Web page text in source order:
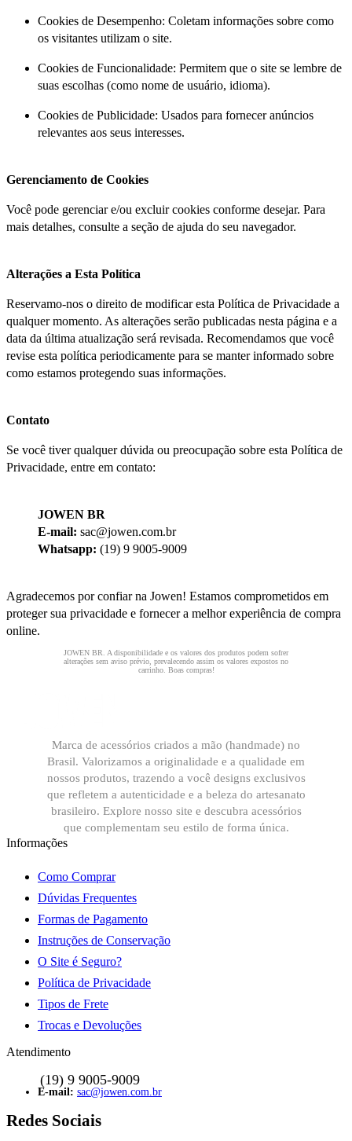
Cookies de Desempenho: Coletam informações sobre como
os visitantes utilizam o site.
Cookies de Funcionalidade: Permitem que o site se lembre de
suas escolhas (como nome de usuário, idioma).
Cookies de Publicidade: Usados para fornecer anúncios
relevantes aos seus interesses.
Gerenciamento de Cookies
Você pode gerenciar e/ou excluir cookies conforme desejar. Para
mais detalhes, consulte a seção de ajuda do seu navegador.
Alterações a Esta Política
Reservamo-nos o direito de modificar esta Política de Privacidade a
qualquer momento. As alterações serão publicadas nesta página e a
data da última atualização será revisada. Recomendamos que você
revise esta política periodicamente para se manter informado sobre
como estamos protegendo suas informações.
Contato
Se você tiver qualquer dúvida ou preocupação sobre esta Política de
Privacidade, entre em contato:
JOWEN BR
E-mail: sac@jowen.com.br
Whatsapp: (19) 9 9005-9009
Agradecemos por confiar na Jowen! Estamos comprometidos em
proteger sua privacidade e fornecer a melhor experiência de compra
online.
Marca de acessórios criados a mão (handmade) no
Brasil. Valorizamos a originalidade e a qualidade em
nossos produtos, trazendo a você designs exclusivos
que refletem a autenticidade e a beleza do artesanato
brasileiro. Explore nosso site e descubra acessórios
que complementam seu estilo de forma única.
Informações
Como Comprar
Dúvidas Frequentes
Formas de Pagamento
Instruções de Conservação
O Site é Seguro?
Política de Privacidade
Tipos de Frete
Trocas e Devoluções
Atendimento
sac@jowen.com.br